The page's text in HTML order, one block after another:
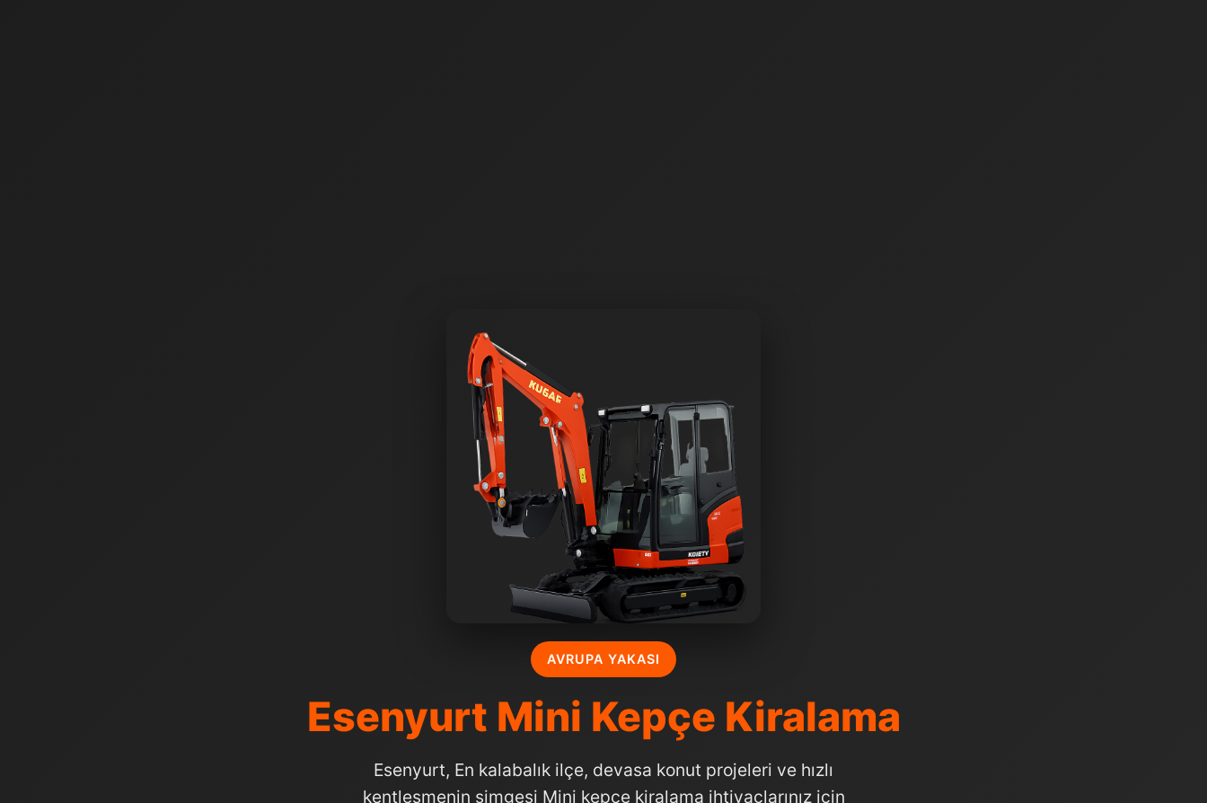
AVRUPA YAKASI
Esenyurt Mini Kepçe Kiralama
Esenyurt, En kalabalık ilçe, devasa konut projeleri ve hızlı
kentleşmenin simgesi Mini kepçe kiralama ihtiyaçlarınız için